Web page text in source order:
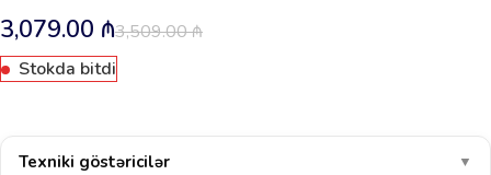
3,509.00₼
3,079.00 ₼
Stokda bitdi
Texniki göstəricilər ▼